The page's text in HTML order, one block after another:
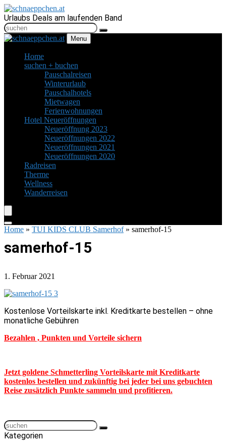
Urlaubs Deals am laufenden Band
Menu
Home
suchen + buchen
Pauschalreisen
Winterurlaub
Pauschalhotels
Mietwagen
Ferienwohnungen
Hotel Neueröffnungen
Neueröffnung 2023
Neueröffnungen 2022
Neueröffnungen 2021
Neueröffnungen 2020
Radreisen
Therme
Wellness
Wanderreisen
Home » TUI KIDS CLUB Samerhof» samerhof-15
samerhof-15
1. Februar 2021
Kostenlose Vorteilskarte inkl. Kreditkarte bestellen – ohne
monatliche Gebühren
Bezahlen , Punkten und Vorteile sichern
Jetzt goldene Schmetterling Vorteilskarte mit Kreditkarte
kostenlos bestellen und zukünftig bei jeder bei uns gebuchten
Reise zusätzlich Punkte sammeln und profitieren.
Kategorien